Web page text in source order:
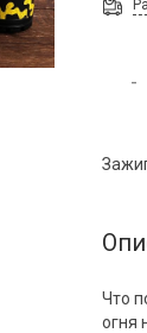
-
Что
огня